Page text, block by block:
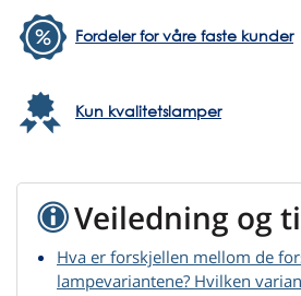
Fordeler for våre faste kunder
Kun kvalitetslamper
Veiledning og
Hva er forskjellen mellom de
lampevariantene? Hvilken